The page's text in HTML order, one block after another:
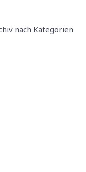
nach Kategorien